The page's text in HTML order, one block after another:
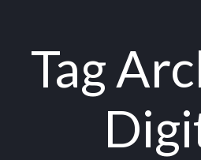
Tag